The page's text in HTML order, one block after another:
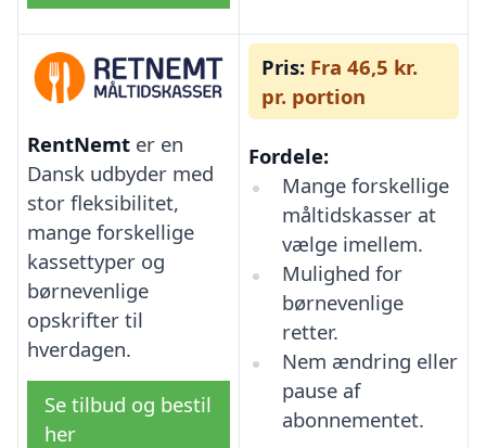
RentNemt er en
Dansk udbyder med
stor fleksibilitet,
mange forskellige
kassettyper og
børnevenlige
opskrifter til
hverdagen.
Se tilbud og bestil
her
Pris: Fra 46,5 kr.
pr. portion
Fordele:
Mange forskellige
måltidskasser at
vælge imellem.
Mulighed for
børnevenlige
retter.
Nem ændring eller
pause af
abonnementet.